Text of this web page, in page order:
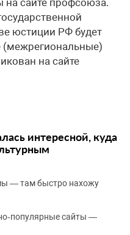
на сайте профсоюза.
юстиции РФ будет
(межрегиональные)
на сайте
интересной, куда
— там быстро нахожу
сайты —